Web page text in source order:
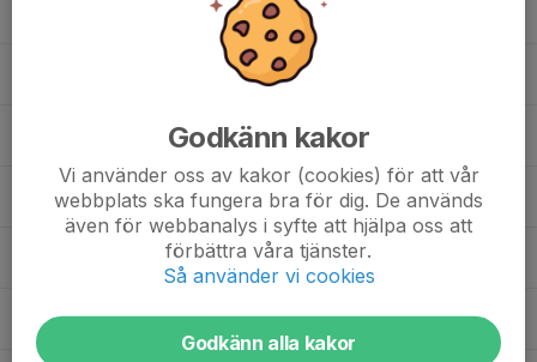
Martin N.
Pavlo N.
Godkänn kakor
Vi använder oss av kakor (cookies) för att vår
webbplats ska fungera bra för dig. De används
även för webbanalys i syfte att hjälpa oss att
förbättra våra tjänster.
Så använder vi cookies
Godkänn alla kakor